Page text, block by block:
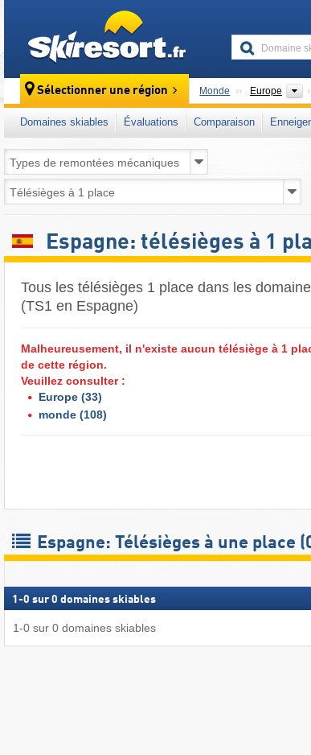
Sélectionner une région Monde Europe
Domaines skiables Évaluations Comparaison
Espagne: télésièges à 1
Tous les télésièges 1 place dans les
(TS1 en Espagne)
Malheureusement, il n'existe aucun télésiège à 1
de cette région.
Veuillez consulter :
Europe (33)
monde (108)
Espagne: Télésièges à une place
1 -0 sur0 domaines skiables
1-0 sur 0 domaines skiables